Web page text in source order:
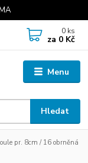
Menu
Hledat
0 ks
za 0 Kč
pr. 8cm / 16 obrněná